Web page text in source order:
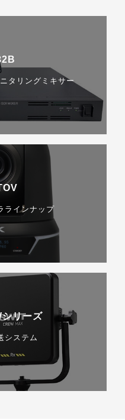
タリングミキサー
ラインナップ
リーズ
システム